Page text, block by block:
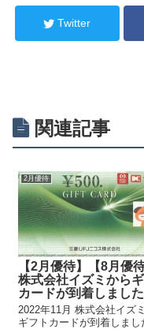
Twitter
関連記事
2月優待
【2月優待】【8月優待
株式会社イズミから
カードが到着しました
2022年11月 株式会社イズ
ギフトカードが到着しまし